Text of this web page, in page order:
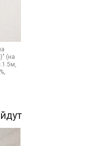
(на
от